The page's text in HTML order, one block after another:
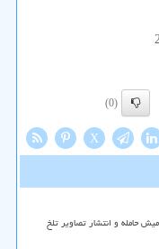
(0)
X
3سال حبس و 1 و دو دهممیلیاردتومان جریمه برای شکار12 میش حامله و انتشار تصاویر تلخ